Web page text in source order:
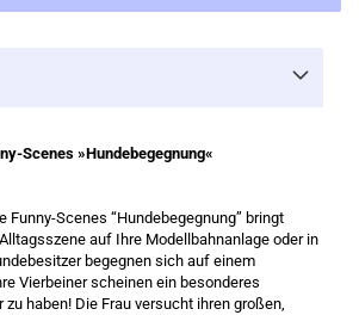
Scenes »Hundebegegnung«
Funny-Scenes “Hundebegegnung” bringt
auf Ihre Modellbahnanlage oder in
begegnen sich auf einem
Vierbeiner scheinen ein besonderes
haben! Die Frau versucht ihren großen,